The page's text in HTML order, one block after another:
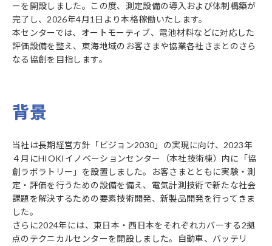
ーを開設しました。この度、測定設備の導入および体制構築が
完了し、2026年4月1日より本格稼働いたします。
本センターでは、オートモーティブ、電池材料などに対応した
評価設備を整え、東海地域のお客さまや協業各社さまとのさら
なる協創を目指します。
背景
当社は長期経営方針「ビジョン2030」の実現に向け、2023年
４月にHIOKIイノベーションセンター（本社技術棟）内に「協
創ラボラトリー」を設置しました。お客さまとともに実験・測
定・評価を行うための設備を備え、電気計測技術で新たな社会
課題を解決するための要素技術開発、新製品開発を行ってきま
した。
さらに2024年には、東日本・西日本をそれぞれカバーする2拠
点のテクニカルセンターを開設しました。自動車、バッテリ